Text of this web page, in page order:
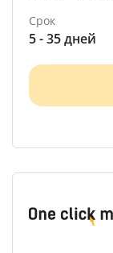
Срок
5 - 35 дней